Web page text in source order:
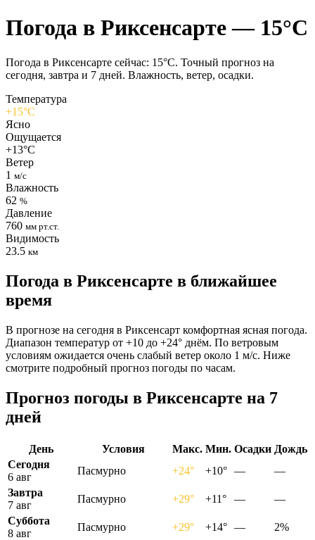
Погода в Риксенсарте — 15°C
Погода в Риксенсарте сейчас: 15°C. Точный прогноз на
сегодня, завтра и 7 дней. Влажность, ветер, осадки.
Температура
+15°C
Ясно
Ощущается
+13°C
Ветер
1 м/с
Влажность
62 %
Давление
760 мм рт.ст.
Видимость
23.5 км
Погода в Риксенсарте в ближайшее
время
В прогнозе на сегодня в Риксенсарт комфортная ясная погода.
Диапазон температур от +10 до +24° днём. По ветровым
условиям ожидается очень слабый ветер около 1 м/с. Ниже
смотрите подробный прогноз погоды по часам.
Прогноз погоды в Риксенсарте на 7
дней
День Условия Макс. Мин. Осадки Дождь
Сегодня
6 авг
Пасмурно +24° +10° —
—
Завтра
7 авг
Пасмурно +29° +11° —
—
Суббота
8 авг
Пасмурно +29° +14° —
2%